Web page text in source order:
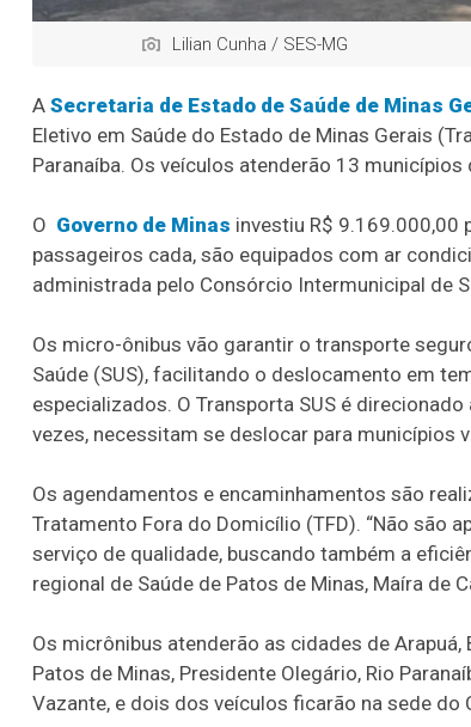
Lilian Cunha / SES-MG
A Secretaria de Estado de Saúde de Minas
Eletivo em Saúde do Estado de Minas Gerais
Paranaíba. Os veículos atenderão 13
O Governo de Minas investiu R$ 9.169.000,00
passageiros cada, são equipados com ar
administrada pelo Consórcio Intermunicipal de
Os micro-ônibus vão garantir o transporte
Saúde (SUS), facilitando o deslocamento em
especializados. O Transporta SUS é
vezes, necessitam se deslocar para municípios
Os agendamentos e encaminhamentos são
Tratamento Fora do Domicílio (TFD). “Não são
serviço de qualidade, buscando também a
regional de Saúde de Patos de Minas, Maíra de
Os micrônibus atenderão as cidades de Arapuá,
Patos de Minas, Presidente Olegário, Rio
Vazante, e dois dos veículos ficarão na sede